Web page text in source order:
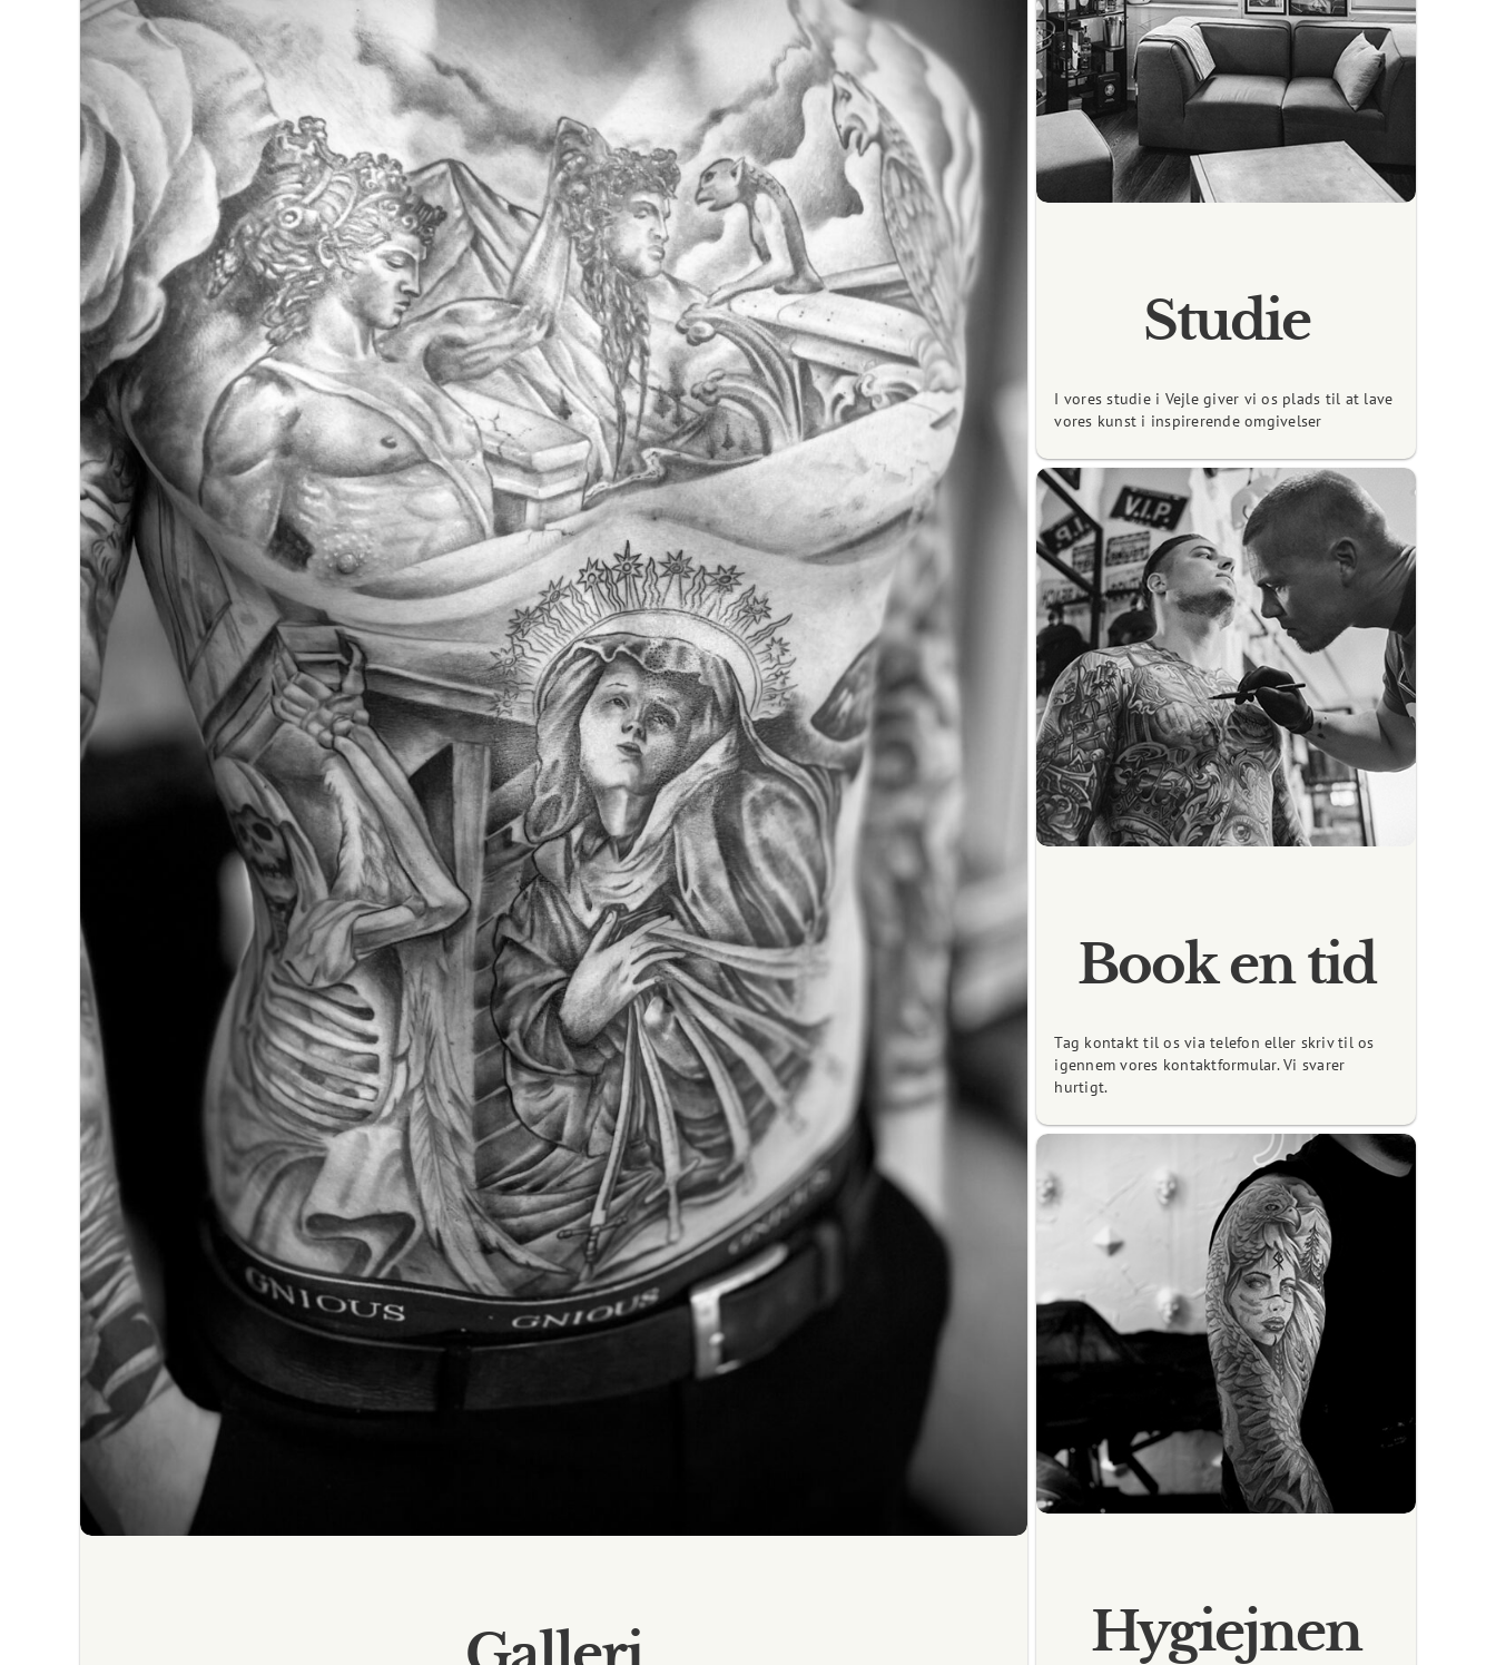
Studie
I vores studie i Vejle giver vi os plads til at lave
vores kunst i inspirerende omgivelser
Book en tid
Tag kontakt til os via telefon eller skriv til os
igennem vores kontaktformular. Vi svarer
hurtigt.
Hygiejnen